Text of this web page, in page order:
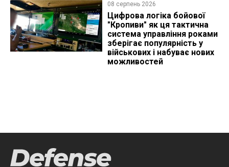
08 серпень 2026
Цифрова логіка бойової
"Кропиви" як ця тактична
система управління роками
зберігає популярність у
військових і набуває нових
можливостей